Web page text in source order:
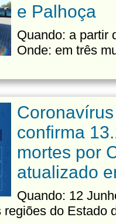
e Palhoça
Quando: a partir
Onde: em três
confirma
mortes por
atualizado
Quando: 12
regiões do Estado